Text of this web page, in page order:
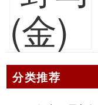
分类推荐